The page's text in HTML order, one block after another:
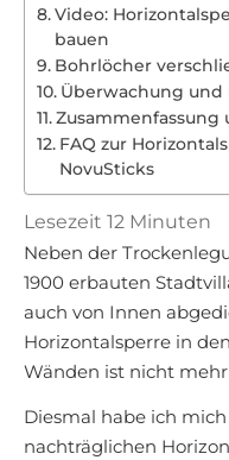
Video:
bauen
Bohrlöcher
Überwachung und
Zusammenfassung
FAQ zur
NovuSticks
Lesezeit 12 Minuten
Neben der
1900 erbauten
auch von Innen
Horizontalsperre in
Wänden ist nicht
Diesmal habe ich
nachträglichen